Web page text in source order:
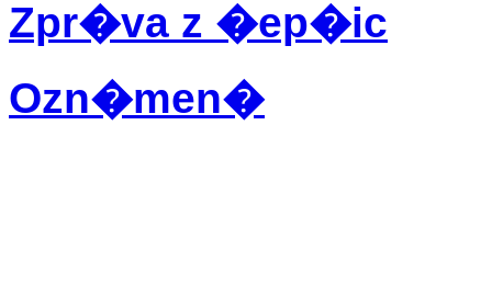
Zpr�va z �ep�ic
Ozn�men�